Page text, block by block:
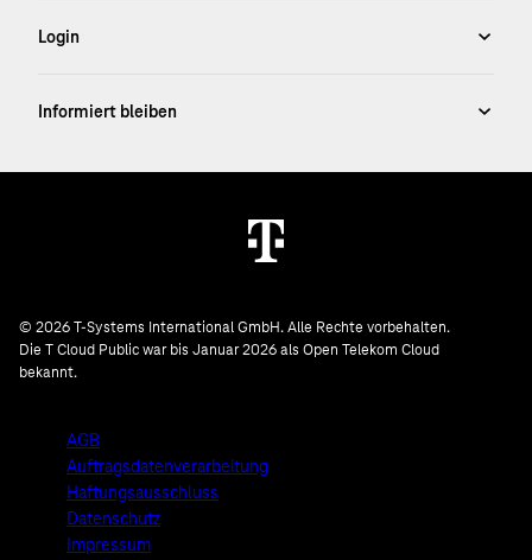
© 2026 T-Systems International GmbH. Alle Rechte vorbehalten.
Die T Cloud Public war bis Januar 2026 als Open Telekom Cloud
bekannt.
AGB
Auftragsdatenverarbeitung
Haftungsausschluss
Datenschutz
Impressum